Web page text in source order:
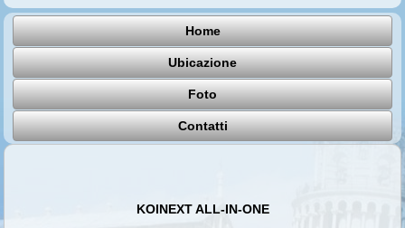
Home
Ubicazione
Foto
Contatti
KOINEXT ALL-IN-ONE